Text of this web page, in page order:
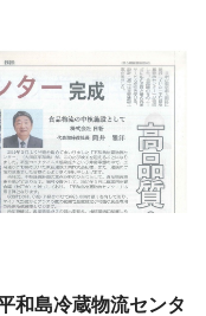
和島冷蔵物流センタ